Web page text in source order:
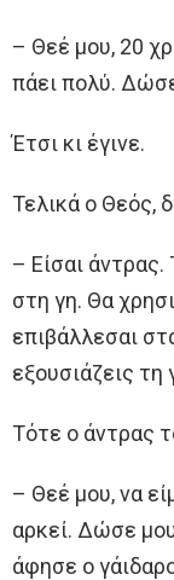
– Θεέ μου, 20
πάει πολύ.
Έτσι κι έγινε.
Τελικά ο Θεός,
– Είσαι άντρας.
στη γη. Θα
επιβάλλεσαι
εξουσιάζεις τη
Τότε ο άντρας
– Θεέ μου, να
αρκεί. Δώσε
άφησε ο